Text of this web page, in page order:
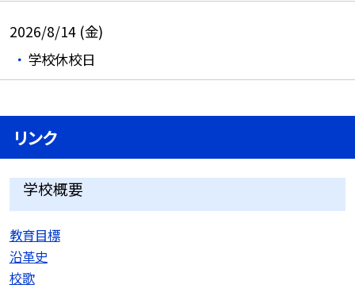
2026/8/14 (金)
学校休校日
リンク
学校概要
教育目標
沿革史
校歌